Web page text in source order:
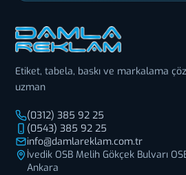
Etiket, tabela, baskı ve markalama
uzman
(0312) 385 92 25
(0543) 385 92 25
info@damlareklam.com.tr
İvedik OSB Melih Gökçek Bulvarı
Ankara